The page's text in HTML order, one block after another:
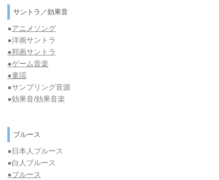
サントラ／効果音
●アニメソング
●洋画サントラ
●邦画サントラ
●ゲーム音楽
●童謡
●サンプリング音源
●効果音/効果音楽
ブルース
●日本人ブルース
●白人ブルース
●ブルース